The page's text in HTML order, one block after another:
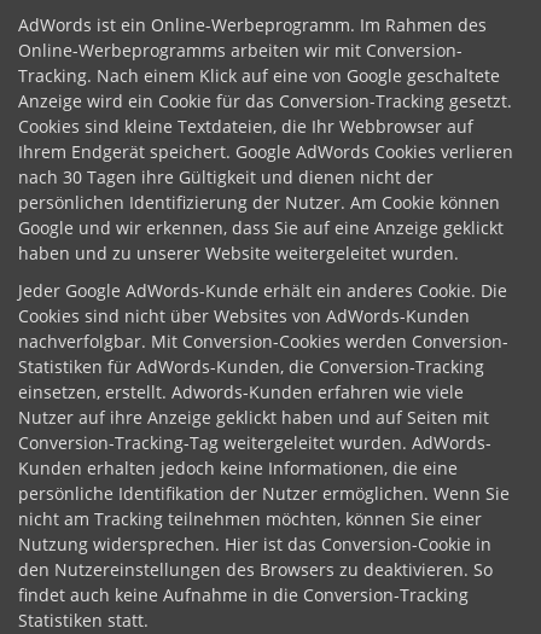
AdWords ist ein Online-Werbeprogramm. Im Rahmen des
Online-Werbeprogramms arbeiten wir mit Conversion-
Tracking. Nach einem Klick auf eine von Google geschaltete
Anzeige wird ein Cookie für das Conversion-Tracking gesetzt.
Cookies sind kleine Textdateien, die Ihr Webbrowser auf
Ihrem Endgerät speichert. Google AdWords Cookies verlieren
nach 30 Tagen ihre Gültigkeit und dienen nicht der
persönlichen Identifizierung der Nutzer. Am Cookie können
Google und wir erkennen, dass Sie auf eine Anzeige geklickt
haben und zu unserer Website weitergeleitet wurden.
Jeder Google AdWords-Kunde erhält ein anderes Cookie. Die
Cookies sind nicht über Websites von AdWords-Kunden
nachverfolgbar. Mit Conversion-Cookies werden Conversion-
Statistiken für AdWords-Kunden, die Conversion-Tracking
einsetzen, erstellt. Adwords-Kunden erfahren wie viele
Nutzer auf ihre Anzeige geklickt haben und auf Seiten mit
Conversion-Tracking-Tag weitergeleitet wurden. AdWords-
Kunden erhalten jedoch keine Informationen, die eine
persönliche Identifikation der Nutzer ermöglichen. Wenn Sie
nicht am Tracking teilnehmen möchten, können Sie einer
Nutzung widersprechen. Hier ist das Conversion-Cookie in
den Nutzereinstellungen des Browsers zu deaktivieren. So
findet auch keine Aufnahme in die Conversion-Tracking
Statistiken statt.